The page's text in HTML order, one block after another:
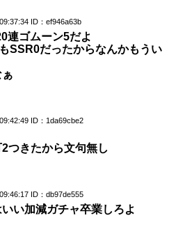
ID：ef946a63b
連ゴムーン5だよ
SSR0だったからなんかもうい
ID：1da69cbe2
つきたから文句無し
ID：db97de555
い加減ガチャ卒業しろよ